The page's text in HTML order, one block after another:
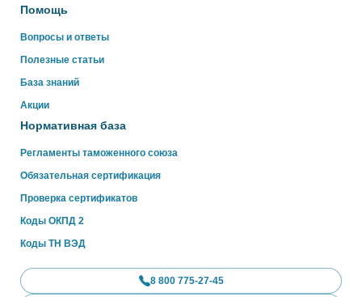
Помощь
Вопросы и ответы
Полезные статьи
База знаний
Акции
Нормативная база
Регламенты таможенного союза
Обязательная сертификация
Проверка сертификатов
Коды ОКПД 2
Коды ТН ВЭД
8 800 775-27-45